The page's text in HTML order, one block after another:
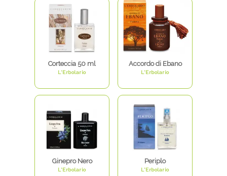
Corteccia 50 ml
L'Erbolario
Accordo di Ebano
L'Erbolario
Ginepro Nero
L'Erbolario
Periplo
L'Erbolario